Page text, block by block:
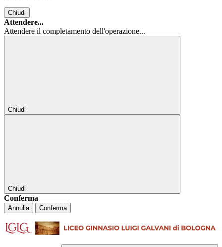
Chiudi
Attendere...
Attendere il completamento dell'operazione...
Chiudi
Chiudi
Conferma
Annulla Conferma